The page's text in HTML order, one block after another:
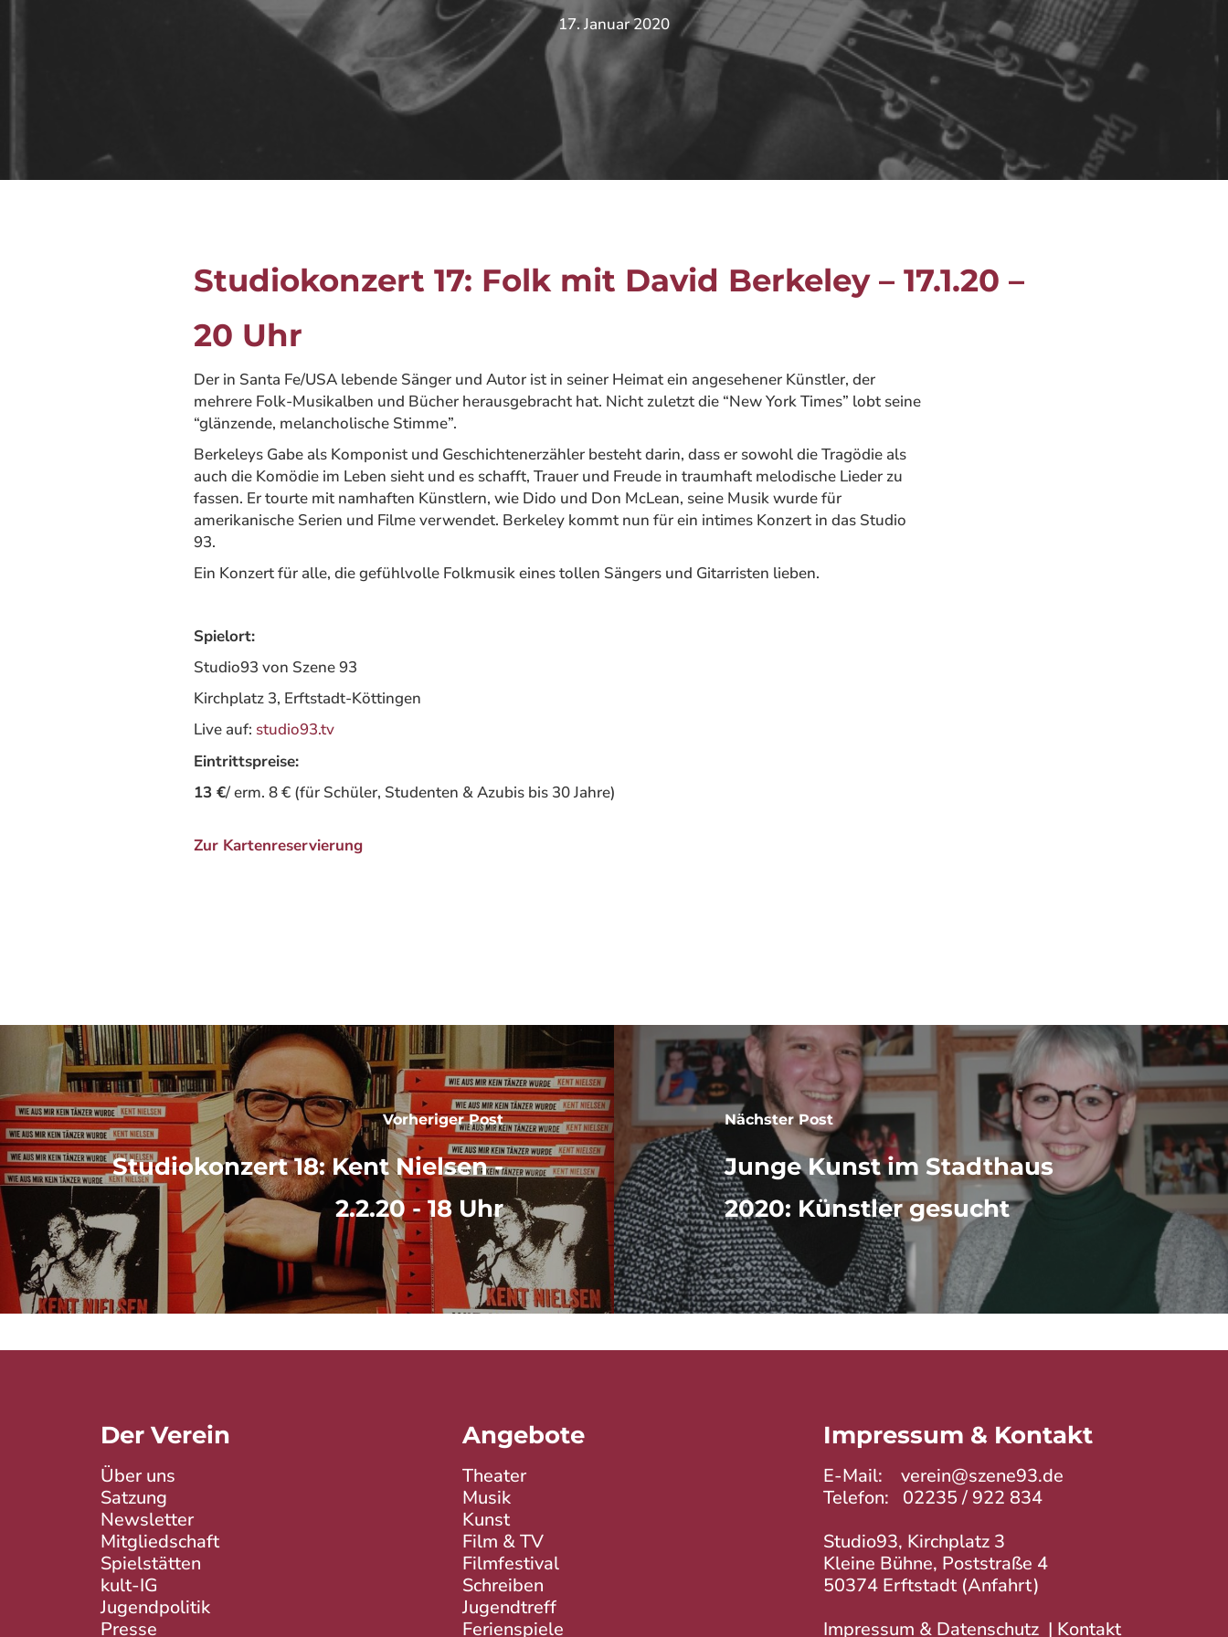
17. Januar 2020
Studiokonzert 17: Folk mit David Berkeley – 17.1.20 –
20 Uhr
Der in Santa Fe/USA lebende Sänger und Autor ist in seiner Heimat ein angesehener Künstler, der
mehrere Folk-Musikalben und Bücher herausgebracht hat. Nicht zuletzt die “New York Times” lobt seine
“glänzende, melancholische Stimme”.
Berkeleys Gabe als Komponist und Geschichtenerzähler besteht darin, dass er sowohl die Tragödie als
auch die Komödie im Leben sieht und es schafft, Trauer und Freude in traumhaft melodische Lieder zu
fassen. Er tourte mit namhaften Künstlern, wie Dido und Don McLean, seine Musik wurde für
amerikanische Serien und Filme verwendet. Berkeley kommt nun für ein intimes Konzert in das Studio
93.
Ein Konzert für alle, die gefühlvolle Folkmusik eines tollen Sängers und Gitarristen lieben.
Spielort:
Studio93 von Szene 93
Kirchplatz 3, Erftstadt-Köttingen
Live auf: studio93.tv
Eintrittspreise:
13 €/ erm. 8 € (für Schüler, Studenten & Azubis bis 30 Jahre)
Zur Kartenreservierung
Vorheriger Post
Studiokonzert 18: Kent Nielsen -
2.2.20 - 18 Uhr
Nächster Post
Junge Kunst im Stadthaus
2020: Künstler gesucht
Der Verein
Über uns
Satzung
Newsletter
Mitgliedschaft
Spielstätten
kult-IG
Jugendpolitik
Presse
Angebote
Theater
Musik
Kunst
Film & TV
Filmfestival
Schreiben
Jugendtreff
Ferienspiele
Impressum & Kontakt
E-Mail:verein@szene93.de
Telefon: 02235 / 922 834
Studio93, Kirchplatz 3
Kleine Bühne, Poststraße 4
50374 Erftstadt (Anfahrt)
Impressum & Datenschutz | Kontakt
SZENE 93
© 2026 SZENE 93